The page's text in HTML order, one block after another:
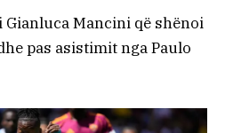
Mancini që shënoi
pas asistimit nga Paulo